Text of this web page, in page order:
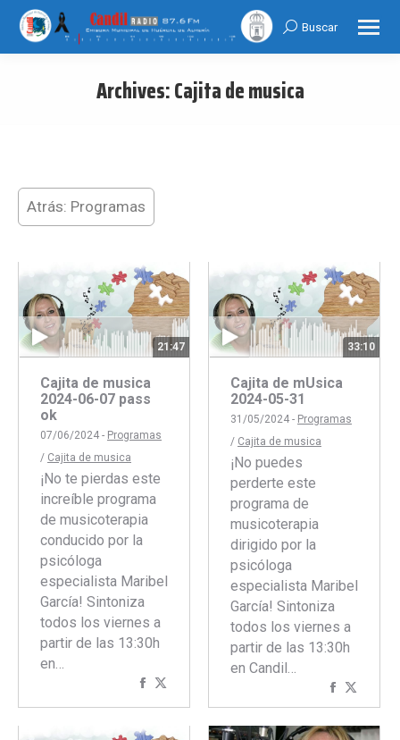
Search:
Buscar
Archives:Cajita de musica
Atrás: Programas
21:47
Cajita de musica
2024-06-07 pass
ok
07/06/2024 - Programas
/ Cajita de musica
¡No te pierdas este
increíble programa
de musicoterapia
conducido por la
psicóloga
especialista Maribel
García! Sintoniza
todos los viernes a
partir de las 13:30h
en…
Compartir
con
Facebook
con
Twitter
33:10
Cajita de mUsica
2024-05-31
31/05/2024 - Programas
/ Cajita de musica
¡No puedes
perderte este
programa de
musicoterapia
dirigido por la
psicóloga
especialista Maribel
García! Sintoniza
todos los viernes a
partir de las 13:30h
en Candil…
Compartir
concon